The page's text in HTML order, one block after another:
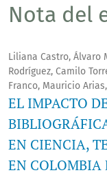
Nota del
Liliana Castro, Álvaro
Rodríguez, Camilo
Franco, Mauricio
EL IMPACTO
EN CIENCIA,
EN COLOMBIA